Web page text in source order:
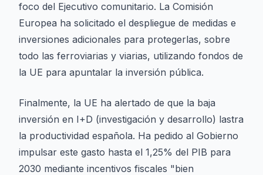
foco del Ejecutivo comunitario. La Comisión
Europea ha solicitado el despliegue de medidas e
inversiones adicionales para protegerlas, sobre
todo las ferroviarias y viarias, utilizando fondos de
la UE para apuntalar la inversión pública.
Finalmente, la UE ha alertado de que la baja
inversión en I+D (investigación y desarrollo) lastra
la productividad española. Ha pedido al Gobierno
impulsar este gasto hasta el 1,25% del PIB para
2030 mediante incentivos fiscales "bien